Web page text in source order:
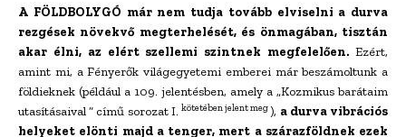
A FÖLDBOLYGÓ már nem tudja tovább elviselni a durva
rezgések növekvő megterhelését, és önmagában, tisztán
akar élni, az elért szellemi szintnek megfelelően. Ezért,
amint mi, a Fényerők világegyetemi emberei már beszámoltunk a
földieknek (például a 109. jelentésben, amely a „Kozmikus barátaim
utasításaival ” című sorozat I. kötetében jelent meg), a durva vibrációs
helyeket elönti majd a tenger, mert a szárazföldnek ezek